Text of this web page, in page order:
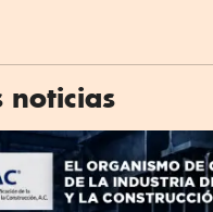
noticias